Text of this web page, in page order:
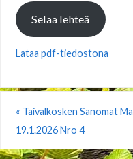
Selaa lehteä
Lataa pdf-tiedostona
« Taivalkosken Sanomat Ma
19.1.2026 Nro 4